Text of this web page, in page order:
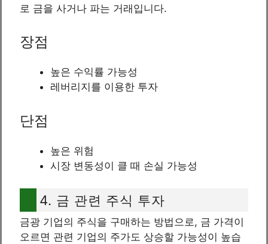
로 금을 사거나 파는 거래입니다.
장점
높은 수익률 가능성
레버리지를 이용한 투자
단점
높은 위험
시장 변동성이 클 때 손실 가능성
4. 금 관련 주식 투자
금광 기업의 주식을 구매하는 방법으로, 금 가격이
오르면 관련 기업의 주가도 상승할 가능성이 높습